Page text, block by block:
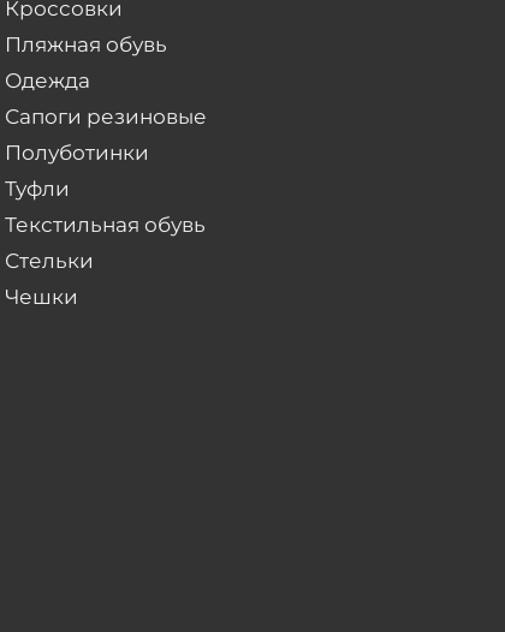
Кроссовки
Пляжная обувь
Одежда
Сапоги резиновые
Полуботинки
Туфли
Текстильная обувь
Стельки
Чешки